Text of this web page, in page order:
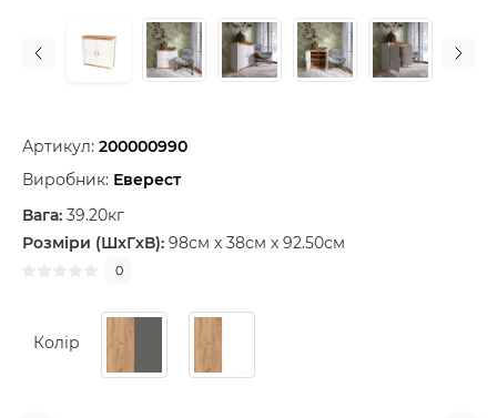
Артикул: 200000990
Виробник: Еверест
Вага: 39.20кг
Розміри (ШxГxВ): 98см x 38см x 92.50см
0
Колір